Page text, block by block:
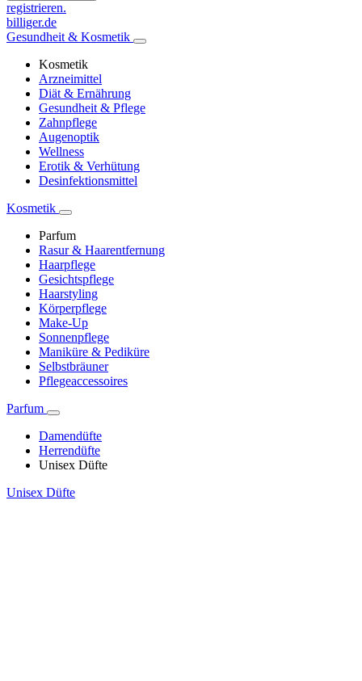
registrieren.
billiger.de
Gesundheit & Kosmetik
Kosmetik
Arzneimittel
Diät & Ernährung
Gesundheit & Pflege
Zahnpflege
Augenoptik
Wellness
Erotik & Verhütung
Desinfektionsmittel
Kosmetik
Parfum
Rasur & Haarentfernung
Haarpflege
Gesichtspflege
Haarstyling
Körperpflege
Make-Up
Sonnenpflege
Maniküre & Pediküre
Selbstbräuner
Pflegeaccessoires
Parfum
Damendüfte
Herrendüfte
Unisex Düfte
Unisex Düfte